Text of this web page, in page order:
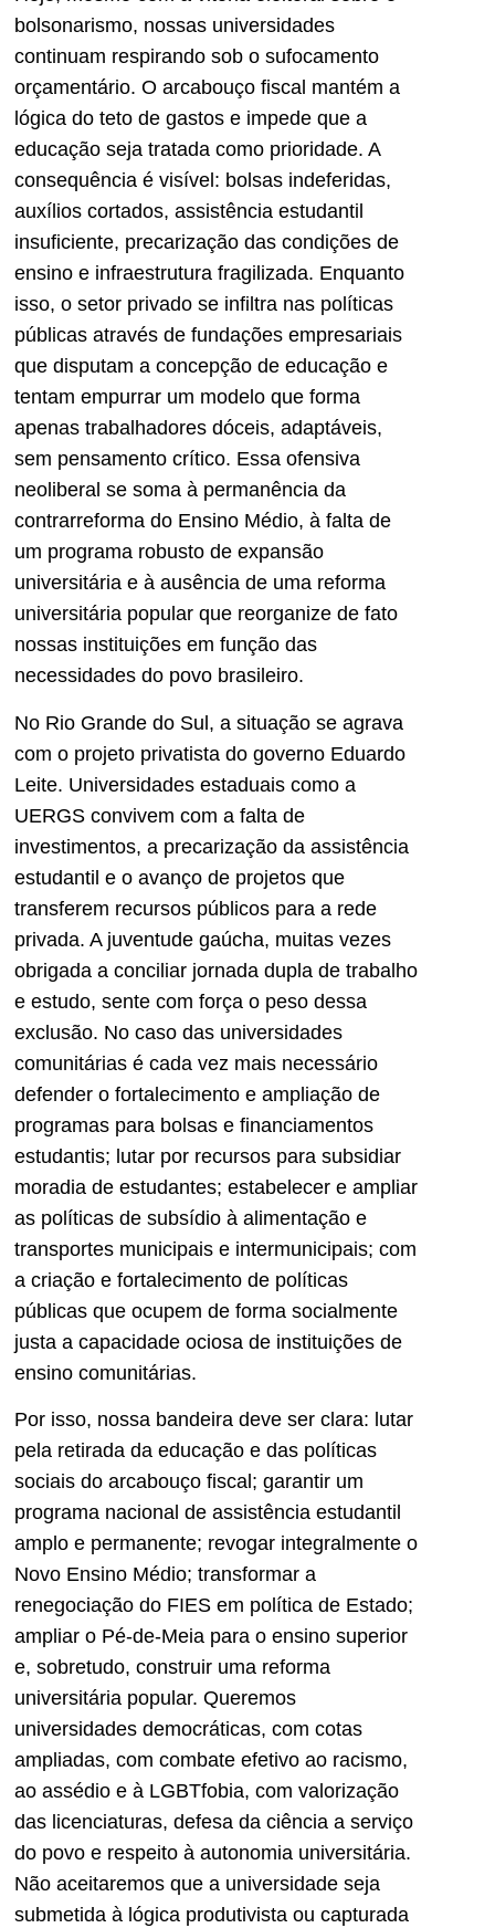
bolsonarismo, nossas universidades
continuam respirando sob o sufocamento
orçamentário. O arcabouço fiscal mantém a
lógica do teto de gastos e impede que a
educação seja tratada como prioridade. A
consequência é visível: bolsas indeferidas,
auxílios cortados, assistência estudantil
insuficiente, precarização das condições de
ensino e infraestrutura fragilizada. Enquanto
isso, o setor privado se infiltra nas políticas
públicas através de fundações empresariais
que disputam a concepção de educação e
tentam empurrar um modelo que forma
apenas trabalhadores dóceis, adaptáveis,
sem pensamento crítico. Essa ofensiva
neoliberal se soma à permanência da
contrarreforma do Ensino Médio, à falta de
um programa robusto de expansão
universitária e à ausência de uma reforma
universitária popular que reorganize de fato
nossas instituições em função das
necessidades do povo brasileiro.
No Rio Grande do Sul, a situação se agrava
com o projeto privatista do governo Eduardo
Leite. Universidades estaduais como a
UERGS convivem com a falta de
investimentos, a precarização da assistência
estudantil e o avanço de projetos que
transferem recursos públicos para a rede
privada. A juventude gaúcha, muitas vezes
obrigada a conciliar jornada dupla de trabalho
e estudo, sente com força o peso dessa
exclusão. No caso das universidades
comunitárias é cada vez mais necessário
defender o fortalecimento e ampliação de
programas para bolsas e financiamentos
estudantis; lutar por recursos para subsidiar
moradia de estudantes; estabelecer e ampliar
as políticas de subsídio à alimentação e
transportes municipais e intermunicipais; com
a criação e fortalecimento de políticas
públicas que ocupem de forma socialmente
justa a capacidade ociosa de instituições de
ensino comunitárias.
Por isso, nossa bandeira deve ser clara: lutar
pela retirada da educação e das políticas
sociais do arcabouço fiscal; garantir um
programa nacional de assistência estudantil
amplo e permanente; revogar integralmente o
Novo Ensino Médio; transformar a
renegociação do FIES em política de Estado;
ampliar o Pé-de-Meia para o ensino superior
e, sobretudo, construir uma reforma
universitária popular. Queremos
universidades democráticas, com cotas
ampliadas, com combate efetivo ao racismo,
ao assédio e à LGBTfobia, com valorização
das licenciaturas, defesa da ciência a serviço
do povo e respeito à autonomia universitária.
Não aceitaremos que a universidade seja
submetida à lógica produtivista ou capturada